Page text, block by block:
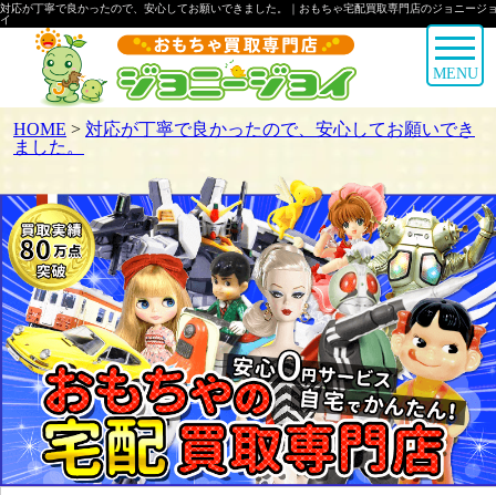
対応が丁寧で良かったので、安心してお願いできました。｜おもちゃ宅配買取専門店のジョニージ
イ
MENU
HOME > 対応が丁寧で良かったので、安心してお願いでき
ました。